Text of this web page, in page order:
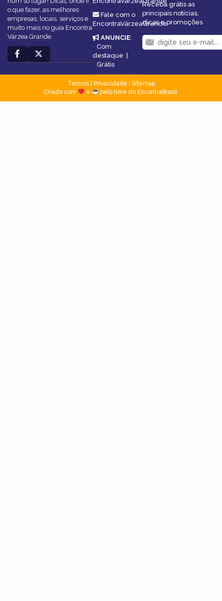
o que fazer, as melhores
empresas, locais, serviços e
muito mais no guia Encontra
Várzea Grande.
Fale com o
EncontraVárzeaGrande
ANUNCIE:
Com
destaque |
Grátis
Receba grátis as
principais notícias,
dicas e promoções
Termos| Privacidade
Sitemap
Criado com
e pelo time do EncontraBrasil